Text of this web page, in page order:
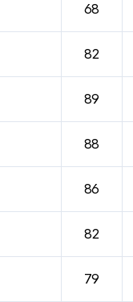
68
82
89
88
86
82
79